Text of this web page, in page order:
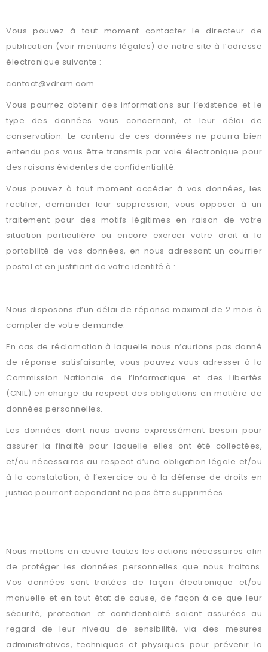
Vous pouvez à tout moment contacter le directeur de
publication (voir mentions légales) de notre site à l’adresse
électronique suivante :
contact@vdram.com
Vous pourrez obtenir des informations sur l’existence et le
type des données vous concernant, et leur délai de
conservation. Le contenu de ces données ne pourra bien
entendu pas vous être transmis par voie électronique pour
des raisons évidentes de confidentialité.
Vous pouvez à tout moment accéder à vos données, les
rectifier, demander leur suppression, vous opposer à un
traitement pour des motifs légitimes en raison de votre
situation particulière ou encore exercer votre droit à la
portabilité de vos données, en nous adressant un courrier
postal et en justifiant de votre identité à :
Nous disposons d’un délai de réponse maximal de 2 mois à
compter de votre demande.
En cas de réclamation à laquelle nous n’aurions pas donné
de réponse satisfaisante, vous pouvez vous adresser à la
Commission Nationale de l’Informatique et des Libertés
(CNIL) en charge du respect des obligations en matière de
données personnelles.
Les données dont nous avons expressément besoin pour
assurer la finalité pour laquelle elles ont été collectées,
et/ou nécessaires au respect d’une obligation légale et/ou
à la constatation, à l’exercice ou à la défense de droits en
justice pourront cependant ne pas être supprimées.
Nous mettons en œuvre toutes les actions nécessaires afin
de protéger les données personnelles que nous traitons.
Vos données sont traitées de façon électronique et/ou
manuelle et en tout état de cause, de façon à ce que leur
sécurité, protection et confidentialité soient assurées au
regard de leur niveau de sensibilité, via des mesures
administratives, techniques et physiques pour prévenir la